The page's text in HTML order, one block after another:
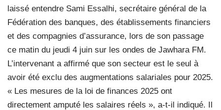
laissé entendre Sami Essalhi, secrétaire général de la
Fédération des banques, des établissements financiers
et des compagnies d’assurance, lors de son passage
ce matin du jeudi 4 juin sur les ondes de Jawhara FM.
L’intervenant a affirmé que son secteur est le seul à
avoir été exclu des augmentations salariales pour 2025.
« Les mesures de la loi de finances 2025 ont
directement amputé les salaires réels », a-t-il indiqué. Il